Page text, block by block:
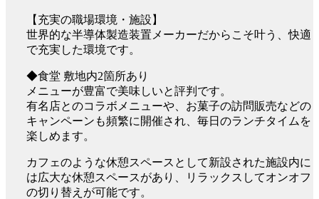
【充実の職場環境・施設】
世界的な半導体製造装置メーカーだからこそ叶う、快適
で充実した環境です。
◆食堂 敷地内2箇所あり
メニューが豊富で美味しいと評判です。
有名店とのコラボメニューや、お菓子の訪問販売などの
キャンペーンも頻繁に開催され、毎日のランチタイムを
楽しめます。
カフェのような休憩スペースとして新設された施設内に
は広大な休憩スペースがあり、リラックスしてオンオフ
の切り替えが可能です。